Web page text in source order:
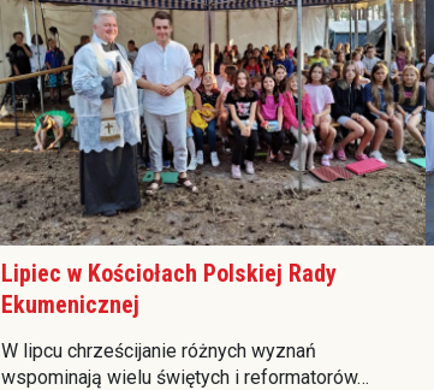
Lipiec w Kościołach Polskiej Rady
Ekumenicznej
W lipcu chrześcijanie różnych wyznań
wspominają wielu świętych i reformatorów…